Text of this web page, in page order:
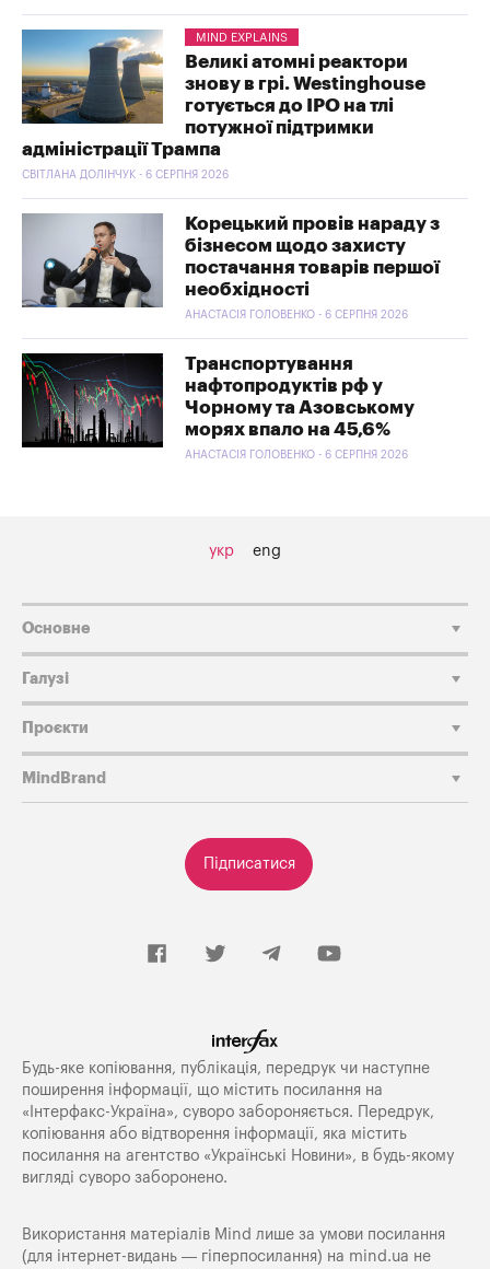
MIND EXPLAINS
Великі атомні реактори
знову в грі. Westinghouse
готується до IPO на тлі
потужної підтримки
адміністрації Трампа
СВІТЛАНА ДОЛІНЧУК - 6 СЕРПНЯ 2026
Корецький провів нараду з
бізнесом щодо захисту
постачання товарів першої
необхідності
АНАСТАСІЯ ГОЛОВЕНКО - 6 СЕРПНЯ 2026
Транспортування
нафтопродуктів рф у
Чорному та Азовському
морях впало на 45,6%
АНАСТАСІЯ ГОЛОВЕНКО - 6 СЕРПНЯ 2026
укр eng
Підписатися
Основне
Галузі
Проєкти
MindBrand
Будь-яке копiювання, публiкацiя, передрук чи наступне
поширення iнформацiї, що мiстить посилання на
«Iнтерфакс-Україна», суворо забороняється. Передрук,
копіювання або відтворення інформації, яка містить
посилання на агентство «Українські Новини», в будь-якому
вигляді суворо заборонено.
Використання матеріалів Mind лише за умови посилання
(для інтернет-видань — гіперпосилання) на mind.ua не